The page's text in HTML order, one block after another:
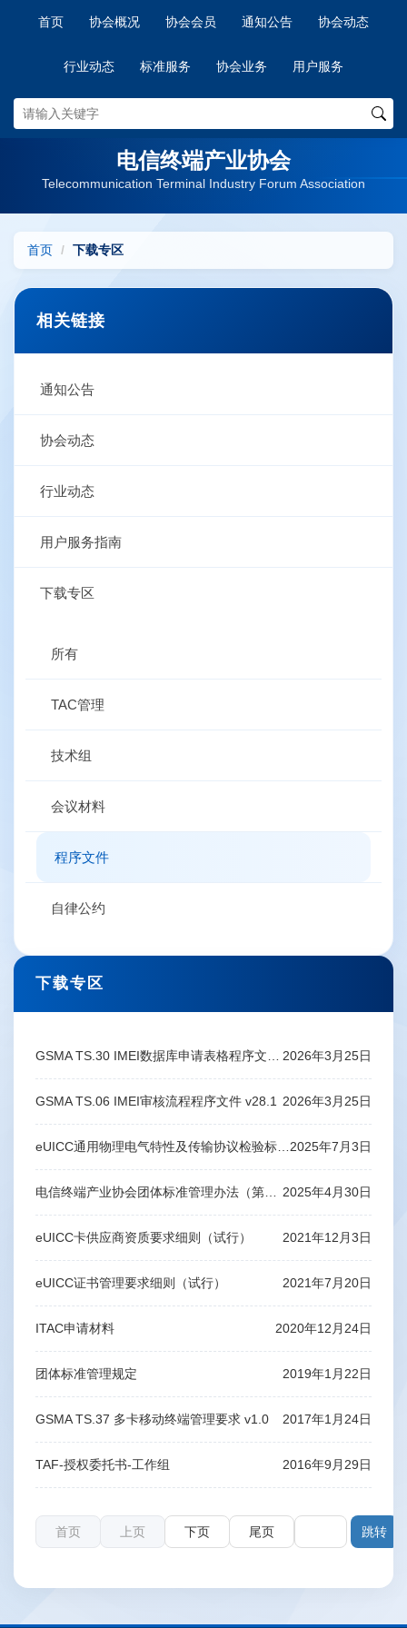
首页 协会概况 协会会员 通知公告 协会动态
行业动态 标准服务 协会业务 用户服务
电信终端产业协会
Telecommunication Terminal Industry Forum Association
首页 下载专区
相关链接
通知公告
协会动态
行业动态
用户服务指南
下载专区
所有
TAC管理
技术组
会议材料
程序文件
自律公约
下载专区
2026年3月25日
GSMA TS.06 IMEI审核流程程序文件 v28.1 2026年3月25日
2025年7月3日
2025年4月30日
eUICC卡供应商资质要求细则（试行） 2021年12月3日
eUICC证书管理要求细则（试行） 2021年7月20日
ITAC申请材料 2020年12月24日
团体标准管理规定 2019年1月22日
GSMA TS.37 多卡移动终端管理要求 v1.0 2017年1月24日
TAF-授权委托书-工作组 2016年9月29日
首页 上页 下页 尾页